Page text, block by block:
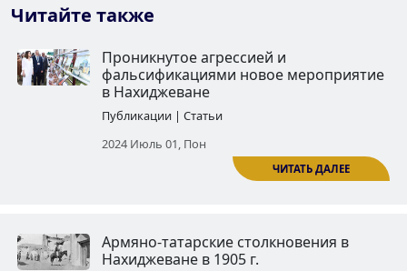
Читайте также